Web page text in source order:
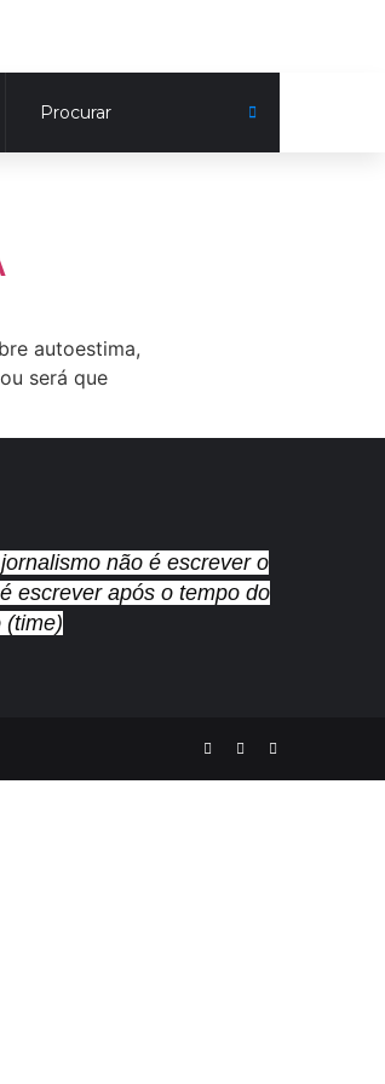
autoestima,
será que
não é escrever o
escrever após o tempo do
(time)